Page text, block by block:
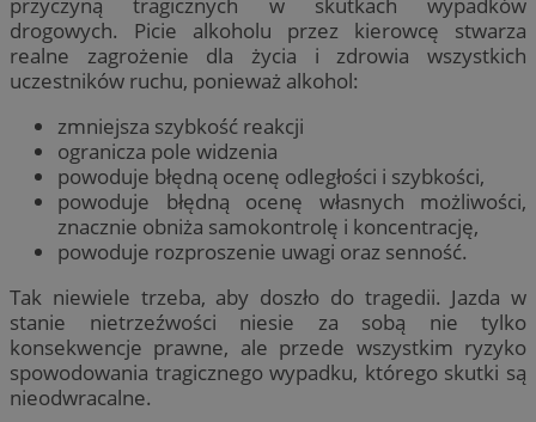
drogowych. Picie alkoholu przez kierowcę stwarza
realne zagrożenie dla życia i zdrowia wszystkich
uczestników ruchu, ponieważ alkohol:
zmniejsza szybkość reakcji
ogranicza pole widzenia
powoduje błędną ocenę odległości i szybkości,
powoduje błędną ocenę własnych możliwości,
znacznie obniża samokontrolę i koncentrację,
powoduje rozproszenie uwagi oraz senność.
Tak niewiele trzeba, aby doszło do tragedii. Jazda w
stanie nietrzeźwości niesie za sobą nie tylko
konsekwencje prawne, ale przede wszystkim ryzyko
spowodowania tragicznego wypadku, którego skutki są
nieodwracalne.